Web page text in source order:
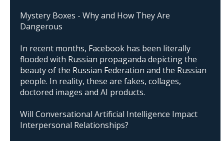
Mystery Boxes - Why and How They Are
Dangerous
In recent months, Facebook has been literally
flooded with Russian propaganda depicting the
beauty of the Russian Federation and the Russian
people. In reality, these are fakes, collages,
doctored images and AI products.
Will Conversational Artificial Intelligence Impact
Interpersonal Relationships?